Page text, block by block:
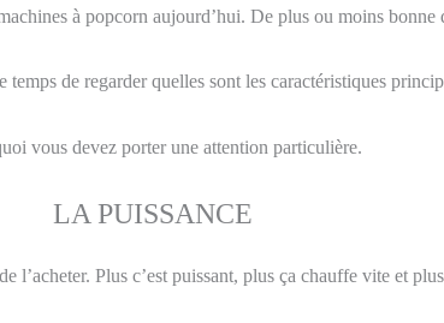
à popcorn aujourd’hui. De plus ou moins bonne
de regarder quelles sont les caractéristiques
vous devez porter une attention particulière.
LA PUISSANCE
Plus c’est puissant, plus ça chauffe vite et